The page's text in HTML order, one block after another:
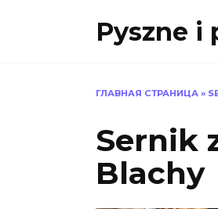
Pyszne i
ГЛАВНАЯ СТРАНИЦА »
Sernik
Blachy